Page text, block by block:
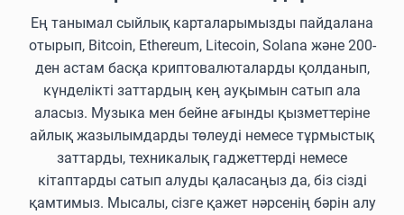
Ең танымал сыйлық карталарымызды пайдалана
отырып, Bitcoin, Ethereum, Litecoin, Solana және 200-
ден астам басқа криптовалюталарды қолданып,
күнделікті заттардың кең ауқымын сатып ала
аласыз. Музыка мен бейне ағынды қызметтеріне
айлық жазылымдарды төлеуді немесе тұрмыстық
заттарды, техникалық гаджеттерді немесе
кітаптарды сатып алуды қаласаңыз да, біз сізді
қамтимыз. Мысалы, сізге қажет нәрсенің бәрін алу